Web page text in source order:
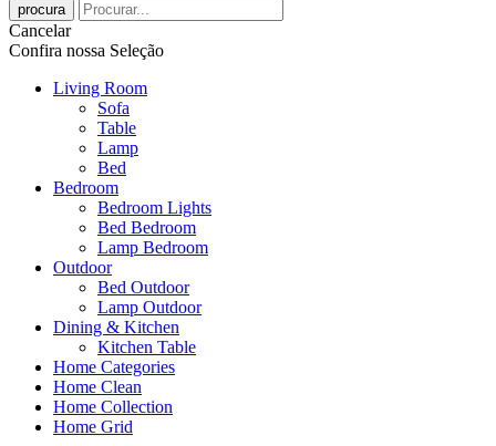
procura
Cancelar
Confira nossa Seleção
Living Room
Sofa
Table
Lamp
Bed
Bedroom
Bedroom Lights
Bed Bedroom
Lamp Bedroom
Outdoor
Bed Outdoor
Lamp Outdoor
Dining & Kitchen
Kitchen Table
Home Categories
Home Clean
Home Collection
Home Grid